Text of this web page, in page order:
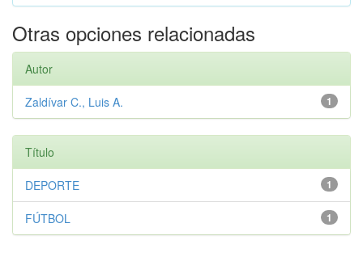
Otras opciones relacionadas
Autor
1
Zaldívar C., Luis A.
Título
1
DEPORTE
1
FÚTBOL